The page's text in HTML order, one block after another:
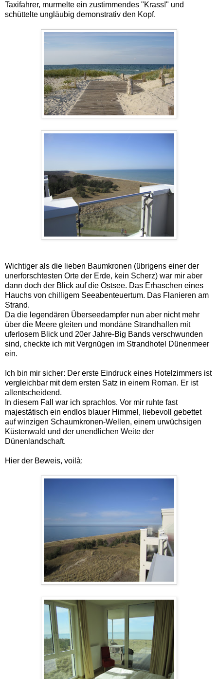
Taxifahrer, murmelte ein zustimmendes "Krass!" und
schüttelte ungläubig demonstrativ den Kopf.
Wichtiger als die lieben Baumkronen (übrigens einer der
unerforschtesten Orte der Erde, kein Scherz) war mir aber
dann doch der Blick auf die Ostsee. Das Erhaschen eines
Hauchs von chilligem Seeabenteuertum. Das Flanieren am
Strand.
Da die legendären Überseedampfer nun aber nicht mehr
über die Meere gleiten und mondäne Strandhallen mit
uferlosem Blick und 20er Jahre-Big Bands verschwunden
sind, checkte ich mit Vergnügen im Strandhotel Dünenmeer
ein.
Ich bin mir sicher: Der erste Eindruck eines Hotelzimmers ist
vergleichbar mit dem ersten Satz in einem Roman. Er ist
allentscheidend.
In diesem Fall war ich sprachlos. Vor mir ruhte fast
majestätisch ein endlos blauer Himmel, liebevoll gebettet
auf winzigen Schaumkronen-Wellen, einem urwüchsigen
Küstenwald und der unendlichen Weite der
Dünenlandschaft.
Hier der Beweis, voilà: